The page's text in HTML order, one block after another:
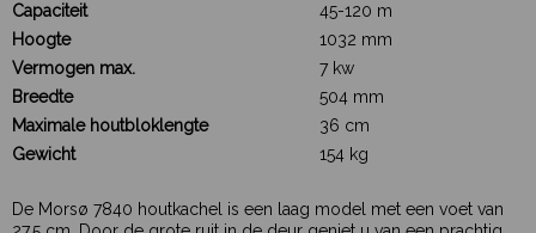
Capaciteit
45-120 m
Hoogte
1032 mm
Vermogen max.
7 kw
Breedte
504 mm
Maximale houtbloklengte
36 cm
Gewicht
154 kg
De Morsø 7840 houtkachel is een laag model met een voet van